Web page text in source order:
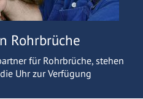
Rohrbrüche
für Rohrbrüche, stehen
Uhr zur Verfügung